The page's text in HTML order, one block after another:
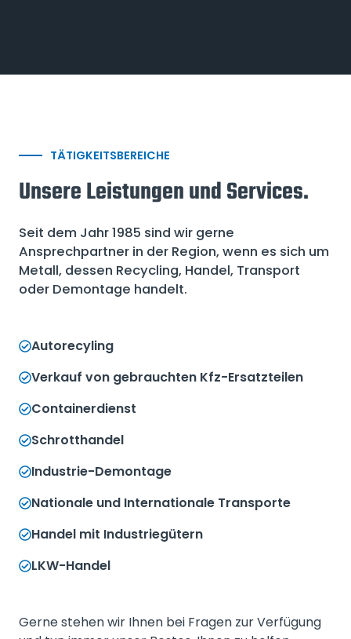
TÄTIGKEITSBEREICHE
Unsere Leistungen und Services.
Seit dem Jahr 1985 sind wir gerne
Ansprechpartner in der Region, wenn es sich um
Metall, dessen Recycling, Handel, Transport
oder Demontage handelt.
Autorecyling
Verkauf von gebrauchten Kfz-Ersatzteilen
Containerdienst
Schrotthandel
Industrie-Demontage
Nationale und Internationale Transporte
Handel mit Industriegütern
LKW-Handel
Gerne stehen wir Ihnen bei Fragen zur Verfügung